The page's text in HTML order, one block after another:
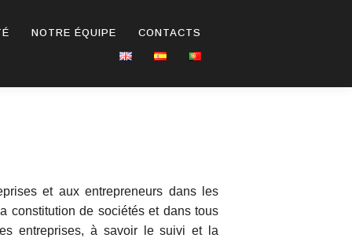
NOTRE ÉQUIPE CONTACTS
et aux entrepreneurs dans les
constitution de sociétés et dans tous
entreprises, à savoir le suivi et la